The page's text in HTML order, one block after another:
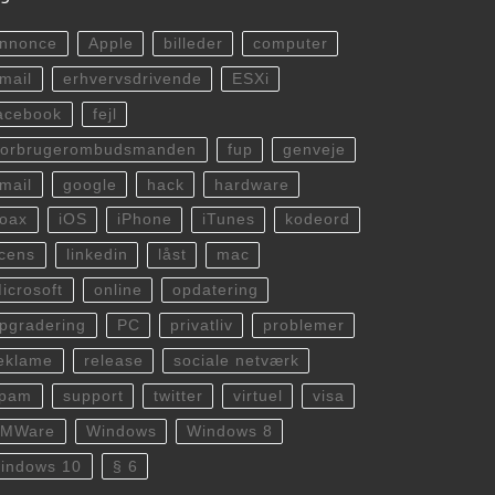
Apple billeder computer
erhvervsdrivende ESXi
fejl
fup genveje
google hack hardware
iOS iPhone iTunes kodeord
linkedin låst mac
online opdatering
PC privatliv problemer
release sociale netværk
support twitter virtuel visa
Windows Windows 8
10 § 6